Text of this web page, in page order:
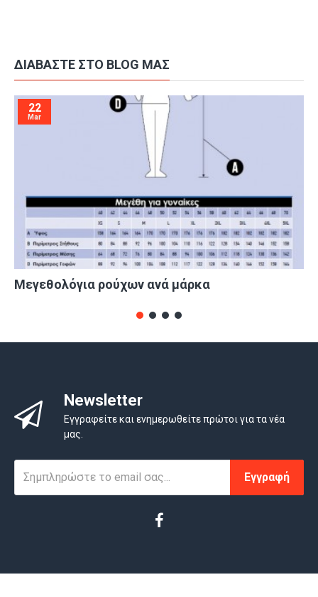
ΔΙΑΒΆΣΤΕ ΣΤΟ BLOG ΜΑΣ
22
Mar
Μεγεθολόγια ρούχων ανά μάρκα
Newsletter
Εγγραφείτε και ενημερωθείτε πρώτοι για τα νέα
μας.
Εγγραφή